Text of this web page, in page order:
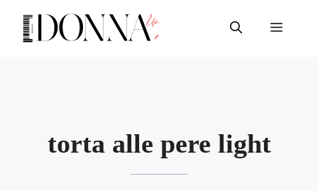
contenuto
Menu
torta alle pere light